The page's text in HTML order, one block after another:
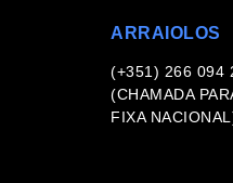
ARRAIOLOS
(+351) 266 094
(CHAMADA
FIXA